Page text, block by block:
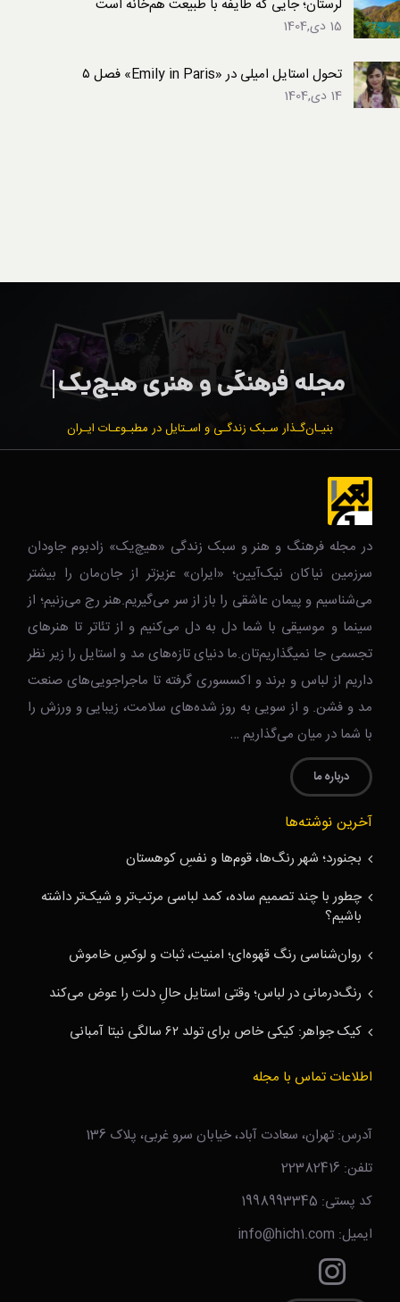
لرستان؛ جایی که طایفه با طبیعت هم‌خانه است
15 دی,1404
تحول استایل امیلی در «Emily in Paris» فصل ۵
14 دی,1404
بنیـان‌گـذار سـبک زندگـی و اسـتایل در مطبـوعـات ایـران
در مجله فرهنگ و هنر و سبک زندگی‌ «هیچ‌یک» زادبوم جاودان
سرزمین نیاکان نیک‌‌‌آیین؛ «ایران» عزیزتر از جان‌مان را بیشتر
می‌شناسیم و پیمان عاشقی را باز از سر می‌گیریم.هنر رج می‌زنیم؛ از
سینما و موسیقی با شما دل به دل می‌کنیم و از تئاتر تا هنرهای
تجسمی جا نمیگذاریم‌تان.ما دنیای تازه‌های مد و استایل را زیر نظر
داریم از لباس و برند و اکسسوری گرفته تا ماجراجویی‌های صنعت
مد و فشن. و از سویی به روز شده‌های سلامت، زیبایی و ورزش را
با شما در میان می‌گذاریم …
درباره ما
آخرین نوشته‌ها
بجنورد؛ شهر رنگ‌ها، قوم‌ها و نفسِ کوهستان
چطور با چند تصمیم ساده، کمد لباسی مرتب‌تر و شیک‌تر داشته
باشیم؟
روان‌شناسی رنگ قهوه‌ای؛ امنیت، ثبات و لوکسِ خاموش
رنگ‌درمانی در لباس؛ وقتی استایل حالِ دلت را عوض می‌کند
کیک جواهر: کیکی خاص برای تولد ۶۲ سالگی نیتا آمبانی
اطلاعات تماس با مجله
آدرس: تهران، سعادت آباد، خیابان سرو غربی، پلاک 136
تلفن: 22382416
کد پستی: 1998993345
ایمیل: info@hich1.com